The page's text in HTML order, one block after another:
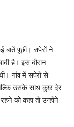
बातें पूछीं। सपेरों ने
है। इस दौरान
गांव में सपेरों से
उसके साथ कुछ देर
को कहा तो उन्होंने